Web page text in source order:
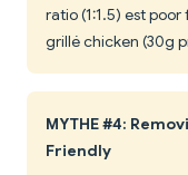
ratio (1:1.5) est
grillé chicken (30g
MYTHE #4:
Friendly